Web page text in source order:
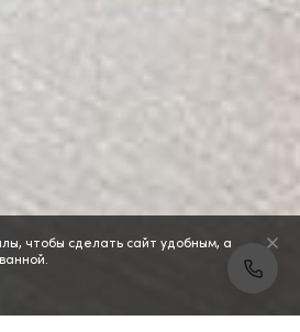
чтобы сделать сайт удобным, а